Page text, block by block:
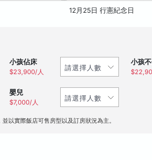
12月25日 行憲紀念日
小孩佔床
$23,900/人
小孩
嬰兒
$7,000/人
以實際飯店可售房型以及訂房狀況為主。